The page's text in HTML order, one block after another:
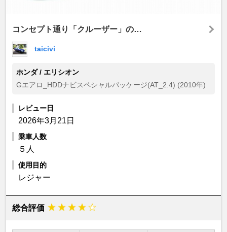
コンセプト通り「クルーザー」の…
taicivi
ホンダ / エリシオン
Gエアロ_HDDナビスペシャルパッケージ(AT_2.4) (2010年)
レビュー日
2026年3月21日
乗車人数
５人
使用目的
レジャー
総合評価